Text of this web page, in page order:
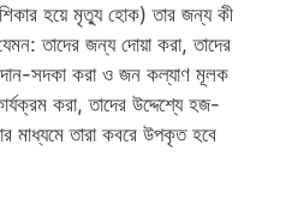
হয়ে মৃত্যু হোক) তার জন্য কী
তাদের জন্য দোয়া করা, তাদের
সদকা করা ও জন কল্যাণ মূলক
করা, তাদের উদ্দেশ্যে হজ-
মাধ্যমে তারা কবরে উপকৃত হবে